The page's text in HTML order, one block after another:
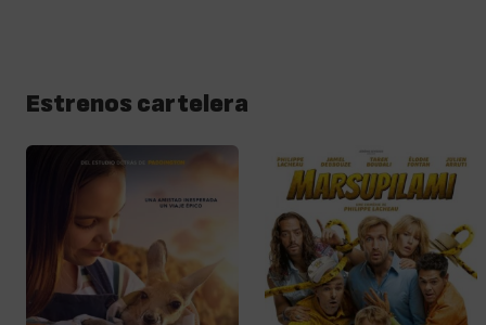
Estrenos cartelera